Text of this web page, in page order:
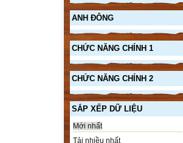
ANH ĐÔNG
CHỨC NĂNG CHÍNH 1
CHỨC NĂNG CHÍNH 2
SẮP XẾP DỮ LIỆU
Mới nhất
Tải nhiều nhất